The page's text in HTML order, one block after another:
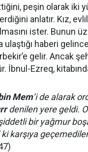
peşin olarak iki
anlatır. Kız,
ister. Bunun
ulaştığı haberi
gelir. Ancak
İbnul-Ezreq,
Mem’i de alarak
denilen yere geldi. O
bir yağmur
karşıya